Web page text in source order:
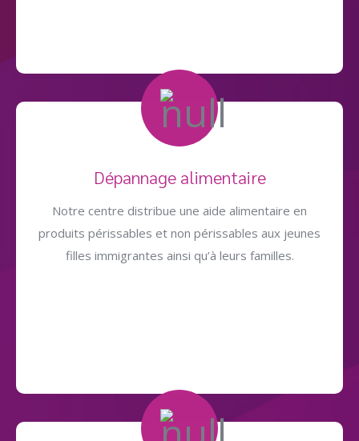
Dépannage alimentaire
Notre centre distribue une aide alimentaire en
produits périssables et non périssables aux jeunes
filles immigrantes ainsi qu’à leurs familles.